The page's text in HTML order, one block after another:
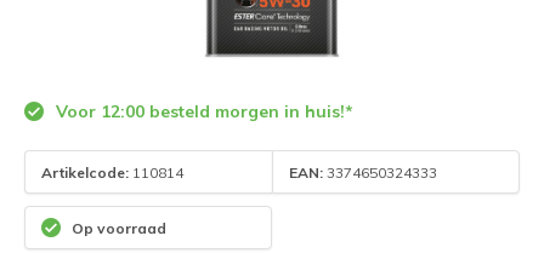
Voor 12:00 besteld morgen in huis!*
Artikelcode: 110814 EAN: 3374650324333
Op voorraad